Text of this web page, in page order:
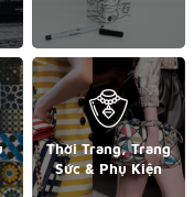
Thời Trang, Trang
Sức & Phụ Kiện